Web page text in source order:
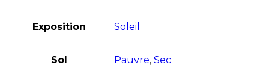
Exposition Soleil
Sol Pauvre, Sec